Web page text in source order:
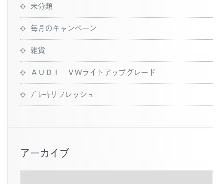
未分類
毎月のキャンペーン
雑貨
ＡＵＤＩ ＶＷライトアップグレード
ﾌﾞﾚｰｷリフレッシュ
アーカイブ